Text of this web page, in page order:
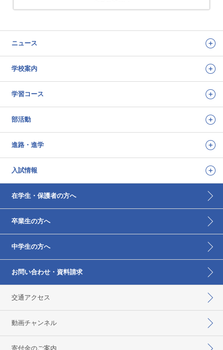
ニュース
学校案内
学習コース
部活動
進路・進学
入試情報
在学生・保護者の方へ
卒業生の方へ
中学生の方へ
お問い合わせ・資料請求
交通アクセス
動画チャンネル
寄付金のご案内